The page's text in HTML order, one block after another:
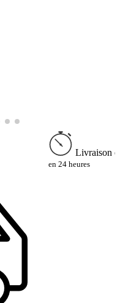
Livraison
en 24 heures